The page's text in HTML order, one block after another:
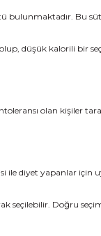
bulunmaktadır. Bu
düşük kalorili bir
olan kişiler
ile diyet yapanlar için
seçilebilir. Doğru